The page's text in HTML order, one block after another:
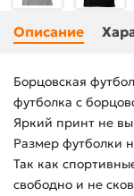
Описание
Борцовская
футболка с
Яркий принт не
Размер футболки
Так как
свободно и не